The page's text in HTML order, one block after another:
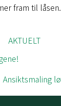
fram til
AKTUELT
Ansiktsmaling